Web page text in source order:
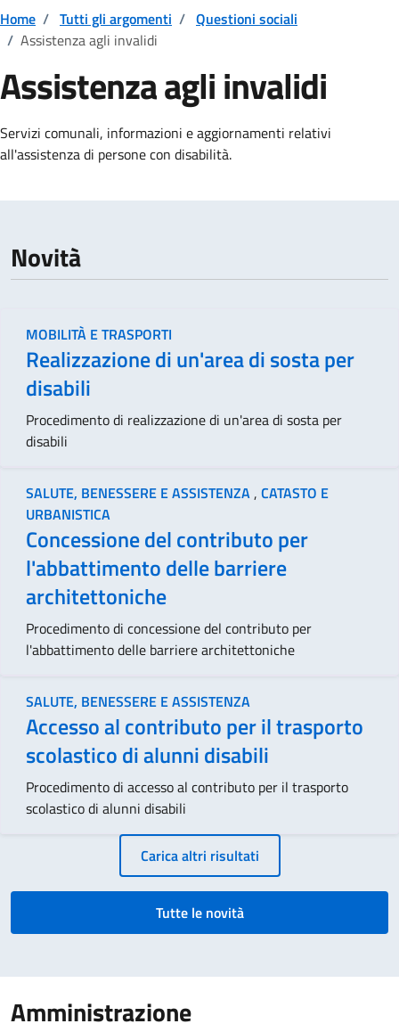
Home / Tutti gli argomenti / Questioni sociali
/ Assistenza agli invalidi
Assistenza agli invalidi
Dettagli della notizia
Servizi comunali, informazioni e aggiornamenti relativi
all'assistenza di persone con disabilità.
Novità
MOBILITÀ E TRASPORTI
Realizzazione di un'area di sosta per
disabili
Procedimento di realizzazione di un'area di sosta per
disabili
SALUTE, BENESSERE E ASSISTENZA , CATASTO E
URBANISTICA
Concessione del contributo per
l'abbattimento delle barriere
architettoniche
Procedimento di concessione del contributo per
l'abbattimento delle barriere architettoniche
SALUTE, BENESSERE E ASSISTENZA
Accesso al contributo per il trasporto
scolastico di alunni disabili
Procedimento di accesso al contributo per il trasporto
scolastico di alunni disabili
Paginazione Carica altri risultati
Tutte le novità
Amministrazione